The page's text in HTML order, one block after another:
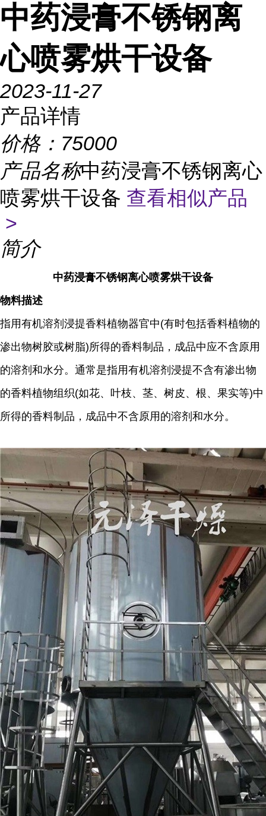
中药浸膏不锈钢离
心喷雾烘干设备
2023-11-27
产品详情
价格： 75000
产品名称中药浸膏不锈钢离心
喷雾烘干设备 查看相似产品
>
简介
中药浸膏不锈钢离心喷雾烘干设备
物料描述
指用有机溶剂浸提香料植物器官中(有时包括香料植物的
渗出物树胶或树脂)所得的香料制品，成品中应不含原用
的溶剂和水分。通常是指用有机溶剂浸提不含有渗出物
的香料植物组织(如花、叶枝、茎、树皮、根、果实等)中
所得的香料制品，成品中不含原用的溶剂和水分。